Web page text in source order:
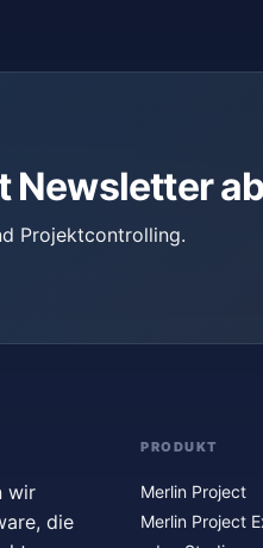
Newsletter
Projektcontrolling.
wir
die
PRODUKT
Merlin Project
Merlin Project